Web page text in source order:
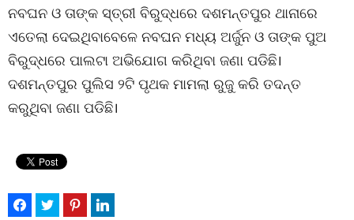
ନବଘନ ଓ ତାଙ୍କ ସ୍ତ୍ରୀ ବିରୁଦ୍ଧରେ ଦଶମନ୍ତପୁର ଥାନାରେ
ଏତେଲା ଦେଇଥିବାବେଳେ ନବଘନ ମଧ୍ୟ ଅର୍ଜୁନ ଓ ତାଙ୍କ ପୁଅ
ବିରୁଦ୍ଧରେ ପାଲଟା ଅଭିଯୋଗ କରିଥିବା ଜଣା ପଡିଛି।
ଦଶମନ୍ତପୁର ପୁଲିସ ୨ଟି ପୃଥକ ମାମଲା ରୁଜୁ କରି ତଦନ୍ତ
କରୁଥିବା ଜଣା ପଡିଛି।